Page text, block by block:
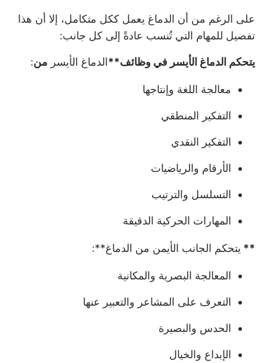
على الرغم من أن الدماغ يعمل ككل متكامل، إلا أن هذا
تفصيل للمهام التي تُنسب عادةً إلى كل جانب:
يتحكم الدماغ الأيسر في وظائف**الدماغ الأيسر من:
معالجة اللغة وإنتاجها
التفكير المنطقي
التفكير النقدي
الأرقام والرياضيات
التسلسل والترتيب
المهارات الحركية الدقيقة
** يتحكم الجانب الأيمن من الدماغ**:
المعالجة البصرية والمكانية
التعرف على المشاعر والتعبير عنها
الحدس والبصيرة
الإبداع والخيال